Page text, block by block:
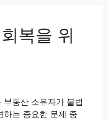
복을 위
동산 소유자가 불법
하는 중요한 문제 중